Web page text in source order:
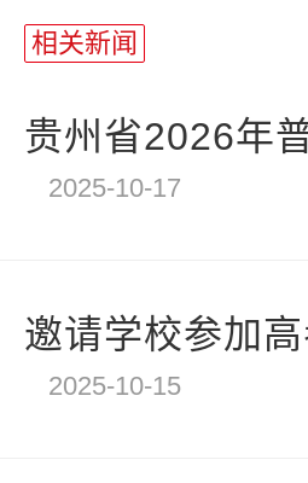
相关新闻
贵州省2026年
2025-10-17
邀请学校参加
2025-10-15